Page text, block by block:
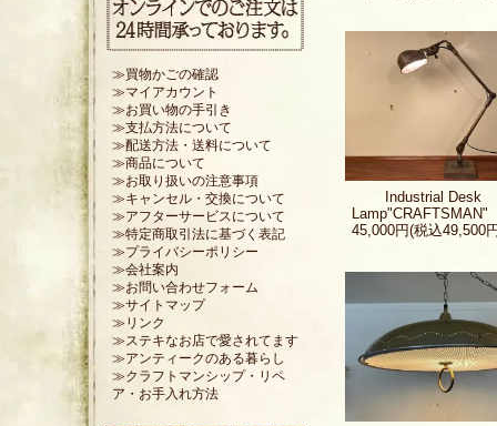
Industrial Desk
Lamp"CRAFTSMAN"
45,000円(税込49,500
≫買物かごの確認
≫マイアカウント
≫お買い物の手引き
≫支払方法について
≫配送方法・送料について
≫商品について
≫お取り扱いの注意事項
≫キャンセル・交換について
≫アフターサービスについて
≫特定商取引法に基づく表記
≫プライバシーポリシー
≫会社案内
≫お問い合わせフォーム
≫サイトマップ
≫リンク
≫ステキなお店で愛されてます
≫アンティークのある暮らし
≫クラフトマンシップ・リペ
ア・お手入れ方法